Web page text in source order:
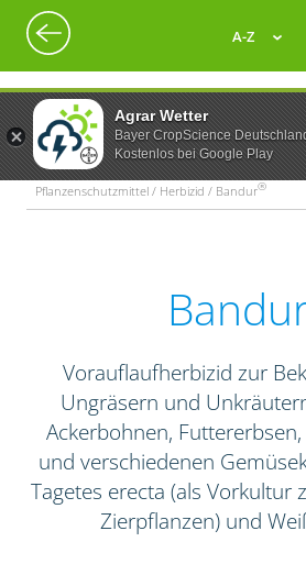
Agrar Wetter
Bayer CropScience
Kostenlos bei Google Play
A-Z
Pflanzenschutzmittel / Herbizid / Bandur®
Vorauflaufherbizid zur
Ungräsern und
Ackerbohnen,
und verschiedenen
Tagetes erecta (als Vorkultur
Zierpflanzen) und